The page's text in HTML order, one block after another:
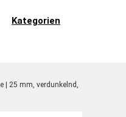
Kategorien
| 25 mm, verdunkelnd,